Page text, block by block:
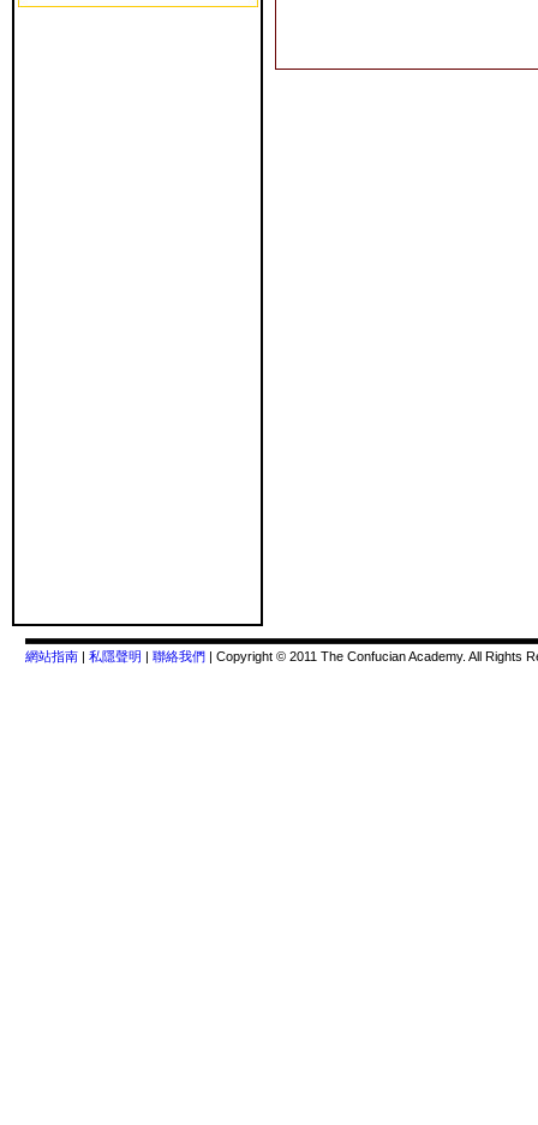
網站指南 | 私隱聲明 | 聯絡我們 | Copyright © 2011 The Confucian Academy. All Rights